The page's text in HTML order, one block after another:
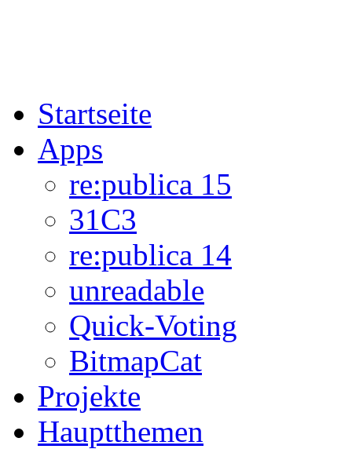
Startseite
Apps
re:publica 15
31C3
re:publica 14
unreadable
Quick-Voting
BitmapCat
Projekte
Hauptthemen